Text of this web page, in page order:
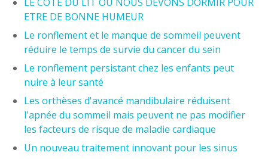
ETRE DE BONNE HUMEUR
Le ronflement et le manque de sommeil peuvent
réduire le temps de survie du cancer du sein
Le ronflement persistant chez les enfants peut
nuire à leur santé
Les orthèses d'avancé mandibulaire réduisent
l'apnée du sommeil mais peuvent ne pas modifier
les facteurs de risque de maladie cardiaque
Un nouveau traitement innovant pour les sinus